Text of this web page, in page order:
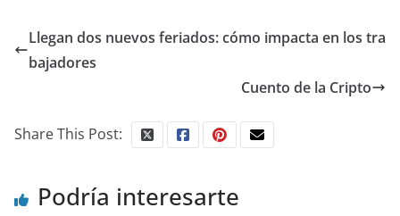
Llegan dos nuevos feriados: cómo impacta en los tra
bajadores
Cuento de la Cripto
Share This Post:
Podría interesarte